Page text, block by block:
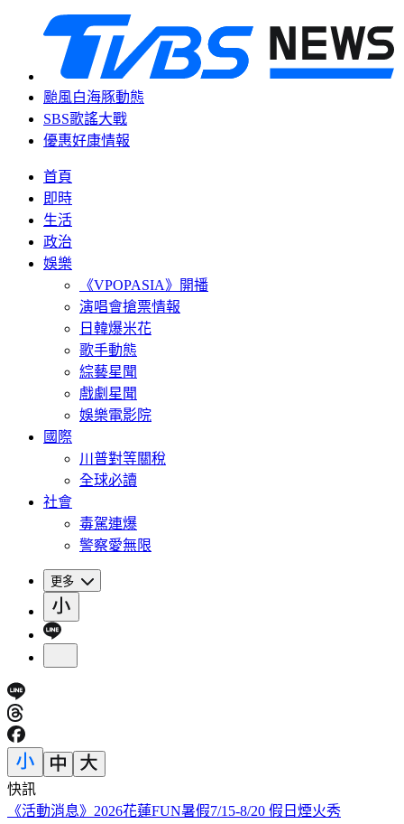
颱風白海豚動態
SBS歌謠大戰
優惠好康情報
首頁
即時
生活
政治
娛樂
《VPOPASIA》開播
演唱會搶票情報
日韓爆米花
歌手動態
綜藝星聞
戲劇星聞
娛樂電影院
國際
川普對等關稅
全球必讀
社會
毒駕連爆
警察愛無限
更多
快訊
輕度颱風「琵鷺」生成！洋面三颱共舞 最新路徑曝